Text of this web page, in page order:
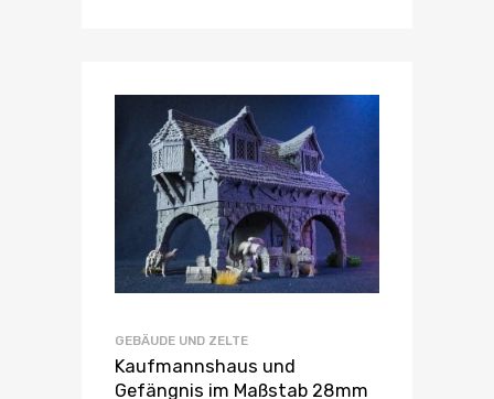
GEBÄUDE UND ZELTE
Kaufmannshaus und
Gefängnis im Maßstab 28mm